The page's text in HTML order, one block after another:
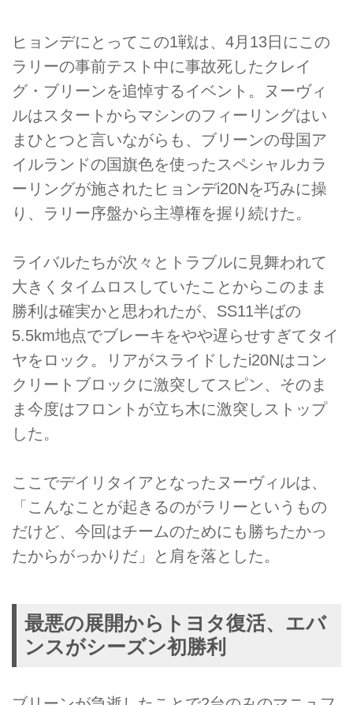
ヒョンデにとってこの1戦は、4月13日にこの
ラリーの事前テスト中に事故死したクレイ
グ・ブリーンを追悼するイベント。ヌーヴィ
ルはスタートからマシンのフィーリングはい
まひとつと言いながらも、ブリーンの母国ア
イルランドの国旗色を使ったスペシャルカラ
ーリングが施されたヒョンデi20Nを巧みに操
り、ラリー序盤から主導権を握り続けた。
ライバルたちが次々とトラブルに見舞われて
大きくタイムロスしていたことからこのまま
勝利は確実かと思われたが、SS11半ばの
5.5km地点でブレーキをやや遅らせすぎてタイ
ヤをロック。リアがスライドしたi20Nはコン
クリートブロックに激突してスピン、そのま
ま今度はフロントが立ち木に激突しストップ
した。
ここでデイリタイアとなったヌーヴィルは、
「こんなことが起きるのがラリーというもの
だけど、今回はチームのためにも勝ちたかっ
たからがっかりだ」と肩を落とした。
最悪の展開からトヨタ復活、エバ
ンスがシーズン初勝利